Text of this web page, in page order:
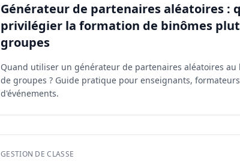
Générateur de partenaires aléatoires :
privilégier la formation de binômes
groupes
Quand utiliser un générateur de partenaires aléatoires
de groupes ? Guide pratique pour enseignants,
d'événements.
GESTION DE CLASSE